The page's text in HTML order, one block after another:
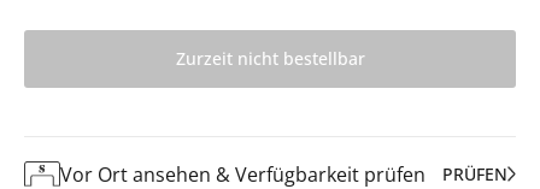
Zurzeit nicht bestellbar
Vor Ort ansehen & Verfügbarkeit prüfen PRÜFEN